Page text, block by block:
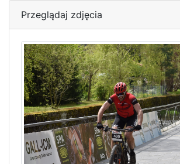
Przeglądaj zdjęcia